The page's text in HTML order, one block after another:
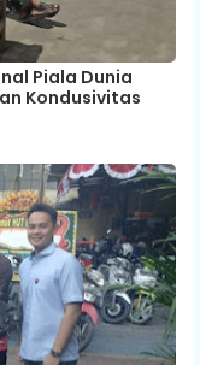
Piala Dunia
Kondusivitas